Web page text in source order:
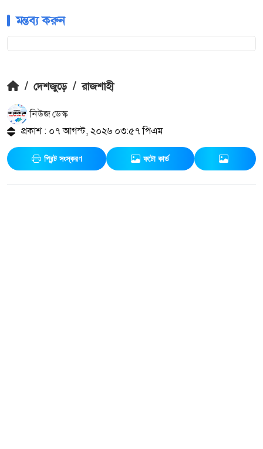
মন্তব্য করুন
/ দেশজুড়ে / রাজশাহী
নিউজ ডেস্ক
প্রকাশ : ০৭ আগস্ট, ২০২৬ ০৩:৫৭ পিএম
প্রিন্ট সংস্করণ ফটো কার্ড